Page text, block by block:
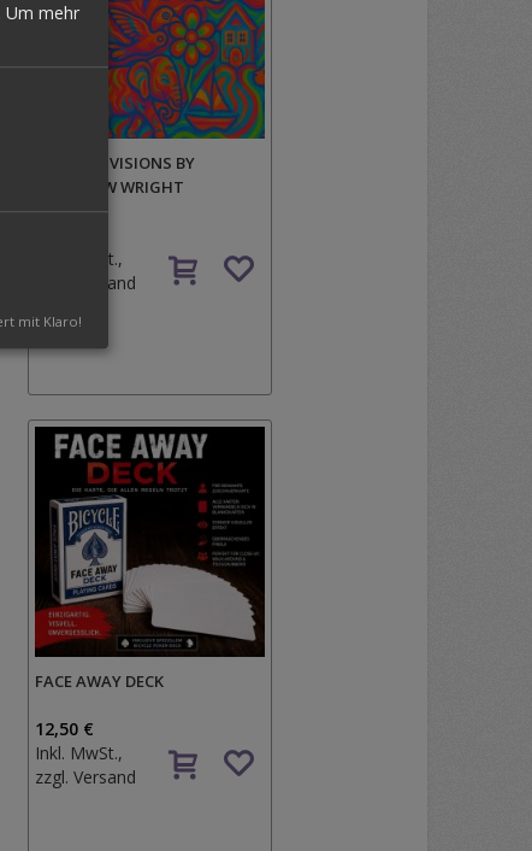
MAGICAL VISIONS BY
MATTHEW WRIGHT
Inkl. MwSt.,
Versand
FACE AWAY DECK
12,50 €
Inkl. MwSt.,
zzgl. Versand
Um mehr
mit Klaro!